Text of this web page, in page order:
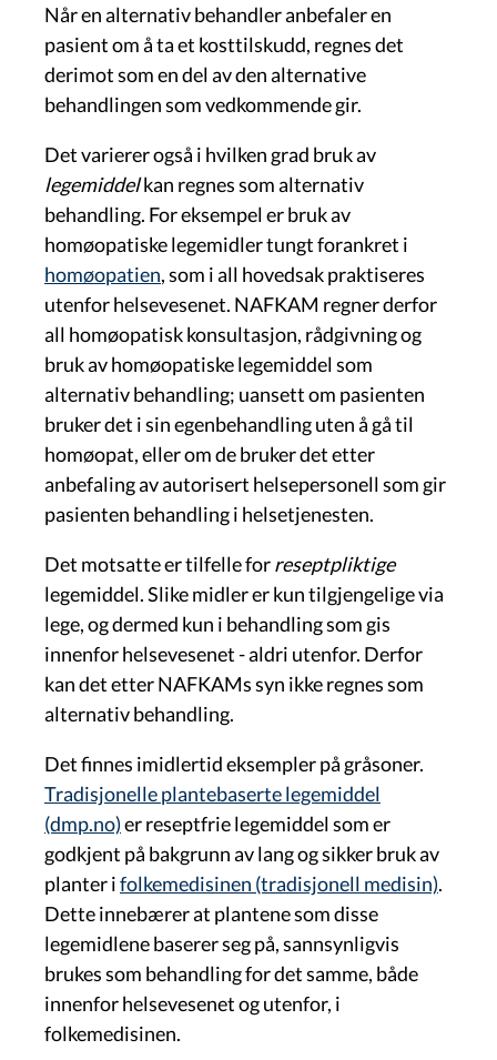
Når en alternativ behandler anbefaler en
pasient om å ta et kosttilskudd, regnes det
derimot som en del av den alternative
behandlingen som vedkommende gir.
Det varierer også i hvilken grad bruk av
legemiddelkan regnes som alternativ
behandling. For eksempel er bruk av
homøopatiske legemidler tungt forankret i
homøopatien, som i all hovedsak praktiseres
utenfor helsevesenet. NAFKAM regner derfor
all homøopatisk konsultasjon, rådgivning og
bruk av homøopatiske legemiddel som
alternativ behandling; uansett om pasienten
bruker det i sin egenbehandling uten å gå til
homøopat, eller om de bruker det etter
anbefaling av autorisert helsepersonell som gir
pasienten behandling i helsetjenesten.
Det motsatte er tilfelle forreseptpliktige
legemiddel. Slike midler er kun tilgjengelige via
lege, og dermed kun i behandling som gis
innenfor helsevesenet - aldri utenfor. Derfor
kan det etter NAFKAMs syn ikke regnes som
alternativ behandling.
Det finnes imidlertid eksempler på gråsoner.
Tradisjonelle plantebaserte legemiddel
(dmp.no)er reseptfrie legemiddel som er
godkjent på bakgrunn av lang og sikker bruk av
planter ifolkemedisinen (tradisjonell medisin).
Dette innebærer at plantene som disse
legemidlene baserer seg på, sannsynligvis
brukes som behandling for det samme, både
innenfor helsevesenet og utenfor, i
folkemedisinen.